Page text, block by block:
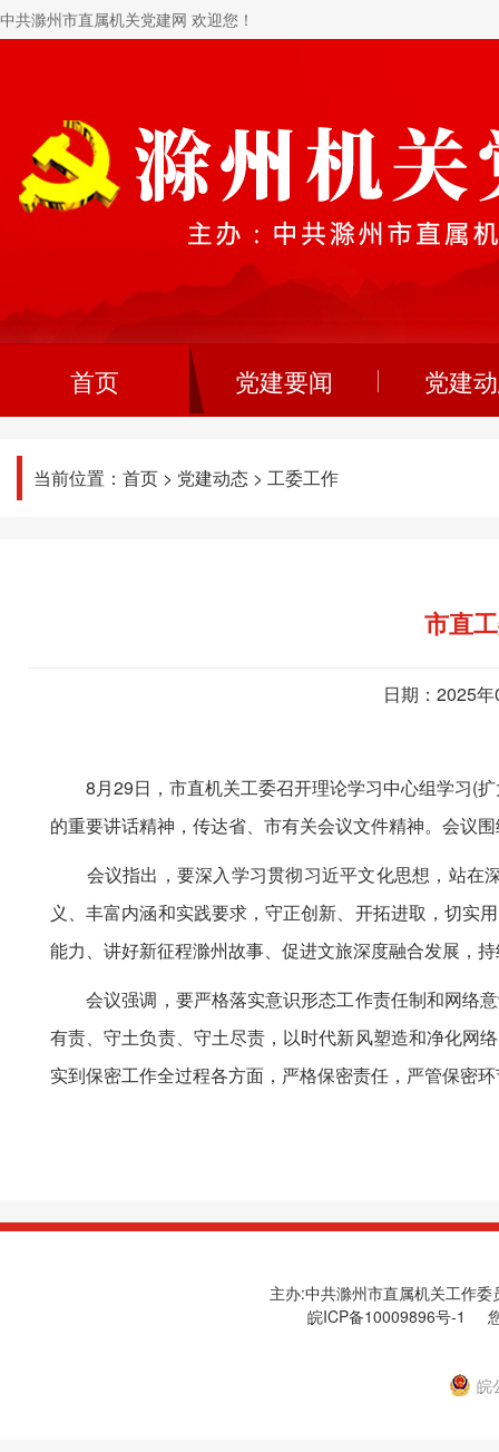
中共滁州市直属机关党建网 欢迎您！
首页 党建要闻 党建
当前位置： 首页 > 党建动态 > 工委工作
市直
日期：2025
8月29日，市直机关工委召开理论学习中心组学习(扩
的重要讲话精神，传达省、市有关会议文件精神。会议
会议指出，要深入学习贯彻习近平文化思想，站在深
义、丰富内涵和实践要求，守正创新、开拓进取，切实
能力、讲好新征程滁州故事、促进文旅深度融合发展，
会议强调，要严格落实意识形态工作责任制和网络意
有责、守土负责、守土尽责，以时代新风塑造和净化网
实到保密工作全过程各方面，严格保密责任，严管保密
主办:中共滁州市直属机关工作
皖ICP备10009896号-1
您
皖